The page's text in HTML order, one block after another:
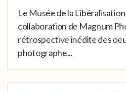
Le Musée de la
collaboration de Magnum
rétrospective inédite des
photographe...